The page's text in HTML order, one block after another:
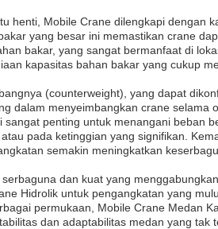
henti, Mobile Crane dilengkapi dengan
yang besar ini memastikan crane
bakar, yang sangat bermanfaat di
kapasitas bahan bakar yang cukup
(counterweight), yang dapat
dalam menyeimbangkan crane selama
penting untuk menangani beban
pada ketinggian yang signifikan.
semakin meningkatkan
dan kuat yang
Hidrolik untuk pengangkatan yang
permukaan, Mobile Crane Medan
dan adaptabilitas medan yang tak